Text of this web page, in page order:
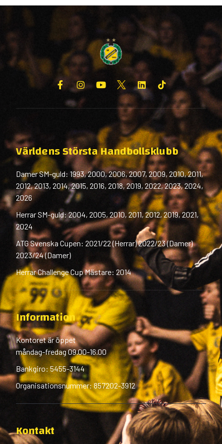
Världens Största Handbollsklubb
Damer SM-guld: 1993, 2000, 2006, 2007, 2009, 2010, 2011,
2012, 2013, 2014, 2015, 2016, 2018, 2019, 2022, 2023, 2024,
2026
Herrar SM-guld: 2004, 2005, 2010, 2011, 2012, 2019, 2021,
2024
ATG Svenska Cupen: 2021/22 (Herrar) 2022/23 (Damer)
2023/24 (Damer)
Herrar Challenge Cup Mästare: 2014
Information
Kontoret är öppet
måndag-fredag 09.00-16.00
Bankgiro: 5455-3144
Organisationsnummer: 857202-3912
Kontakt